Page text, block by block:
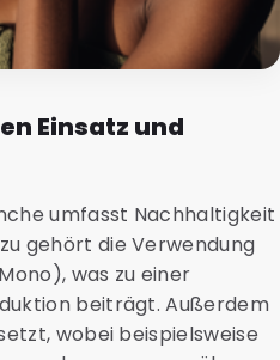
Einsatz und
umfasst Nachhaltigkeit
gehört die Verwendung
was zu einer
beiträgt. Außerdem
wobei beispielsweise